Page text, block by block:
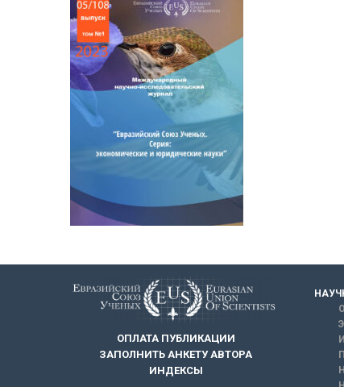
ОПЛАТА ПУБЛИКАЦИИ
ЗАПОЛНИТЬ АНКЕТУ АВТОРА
ИНДЕКСЫ